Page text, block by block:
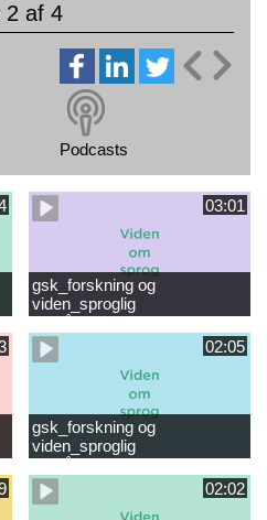
2 af 4
Podcasts
03:01
gsk_forskning og
viden_sproglig
første læsning 6-8 år.mp402:05
gsk_forskning og
viden_sproglig
forståelse_Snak med dit barn
6 mdr-2 år.mp4
02:02